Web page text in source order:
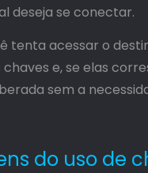
deseja se conectar.
tenta acessar o
e, se elas
sem a
do uso de